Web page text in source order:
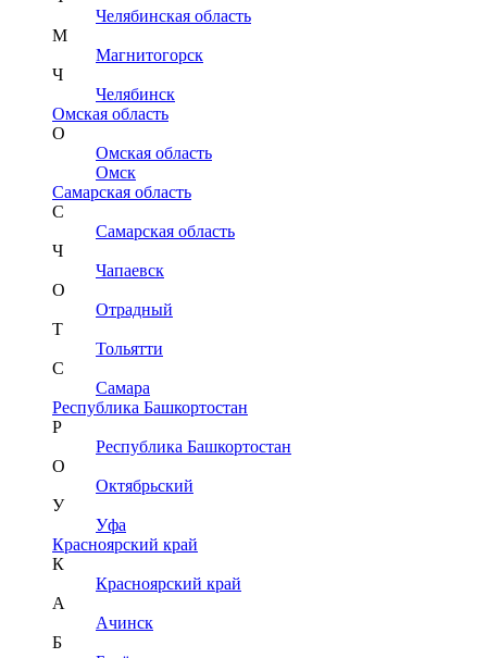
Челябинская область
М
Магнитогорск
Ч
Челябинск
Омская область
О
Омская область
Омск
Самарская область
С
Самарская область
Ч
Чапаевск
О
Отрадный
Т
Тольятти
С
Самара
Республика Башкортостан
Р
Республика Башкортостан
О
Октябрьский
У
Уфа
Красноярский край
К
Красноярский край
А
Ачинск
Б